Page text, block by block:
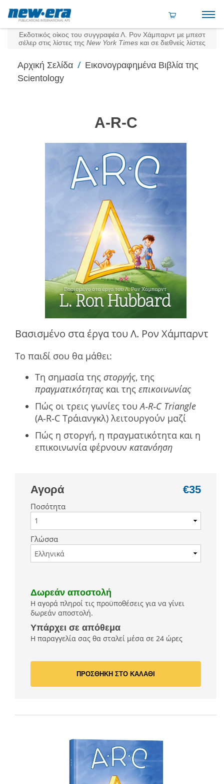
Εκδοτικός οίκος του συγγραφέα Λ. Ρον Χάμπαρντ με μπεστ
σέλερ στις λίστες της New York Times και σε διεθνείς λίστες
Αρχική Σελίδα / Εικονογραφημένα Βιβλία της
Scientology
A‑R‑C
Βασισμένο στα έργα του Λ. Ρον Χάμπαρντ
Το παιδί σου θα μάθει:
Τη σημασία της στοργής, της
πραγματικότητας και της επικοινωνίας
Πώς οι τρεις γωνίες τουA‑R‑C Triangle
(A‑R‑C Τράιανγκλ) λειτουργούν μαζί
Πώς η στοργή, η πραγματικότητα και η
επικοινωνία φέρνουν κατανόηση
Αγορά €35
Ποσότητα
Γλώσσα
Δωρεάν αποστολή
Η αγορά πληροί τις προϋποθέσεις για να γίνει
δωρεάν αποστολή.
Υπάρχει σε απόθεμα
Η παραγγελία σας θα σταλεί μέσα σε 24 ώρες
ΠΡΟΣΘΗΚΗ ΣΤΟ ΚΑΛΑΘΙ